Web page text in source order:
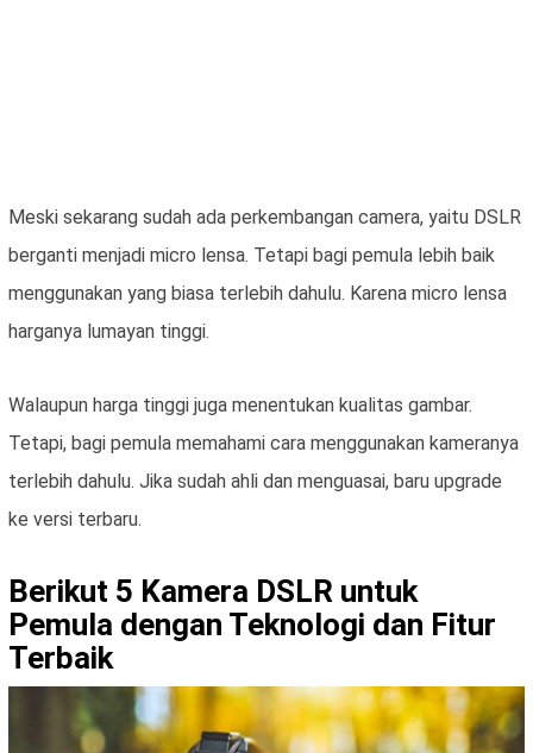
Meski sekarang sudah ada perkembangan camera, yaitu DSLR
berganti menjadi micro lensa. Tetapi bagi pemula lebih baik
menggunakan yang biasa terlebih dahulu. Karena micro lensa
harganya lumayan tinggi.
Walaupun harga tinggi juga menentukan kualitas gambar.
Tetapi, bagi pemula memahami cara menggunakan kameranya
terlebih dahulu. Jika sudah ahli dan menguasai, baru upgrade
ke versi terbaru.
Berikut 5 Kamera DSLR untuk
Pemula dengan Teknologi dan Fitur
Terbaik